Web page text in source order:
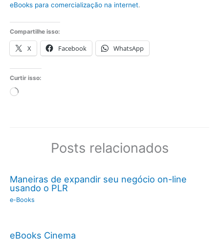
eBooks para comercialização na internet.
Compartilhe isso:
X Facebook WhatsApp
Curtir isso:
Carregando...
Posts relacionados
Maneiras de expandir seu negócio on-line
usando o PLR
e-Books
eBooks Cinema